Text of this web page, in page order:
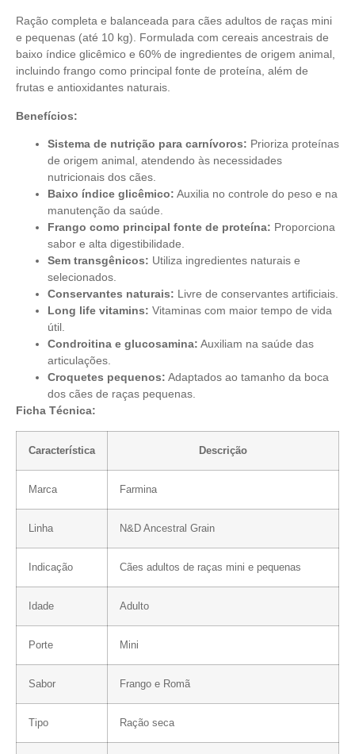
Ração completa e balanceada para cães adultos de raças mini
e pequenas (até 10 kg). Formulada com cereais ancestrais de
baixo índice glicêmico e 60% de ingredientes de origem animal,
incluindo frango como principal fonte de proteína, além de
frutas e antioxidantes naturais.
Benefícios:
Sistema de nutrição para carnívoros: Prioriza proteínas
de origem animal, atendendo às necessidades
nutricionais dos cães.
Baixo índice glicêmico: Auxilia no controle do peso e na
manutenção da saúde.
Frango como principal fonte de proteína: Proporciona
sabor e alta digestibilidade.
Sem transgênicos: Utiliza ingredientes naturais e
selecionados.
Conservantes naturais: Livre de conservantes artificiais.
Long life vitamins: Vitaminas com maior tempo de vida
útil.
Condroitina e glucosamina: Auxiliam na saúde das
articulações.
Croquetes pequenos: Adaptados ao tamanho da boca
dos cães de raças pequenas.
Ficha Técnica:
Característica Descrição
Marca Farmina
Linha N&D Ancestral Grain
Indicação Cães adultos de raças mini e pequenas
Idade Adulto
Porte Mini
Sabor Frango e Romã
Tipo Ração seca